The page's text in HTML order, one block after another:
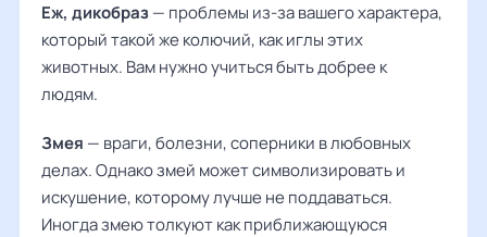
Еж, дикобраз— проблемы из-за вашего характера,
который такой же колючий, как иглы этих
животных. Вам нужно учиться быть добрее к
людям.
Змея — враги, болезни, соперники в любовных
делах. Однако змей может символизировать и
искушение, которому лучше не поддаваться.
Иногда змею толкуют как приближающуюся